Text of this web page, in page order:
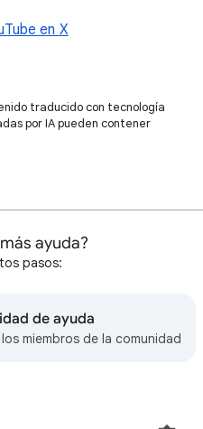
en X
traducido con tecnología
por IA pueden contener
ayuda?
pasos:
de ayuda
miembros de la comunidad